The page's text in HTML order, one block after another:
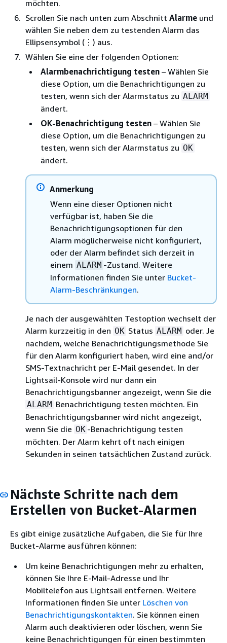
möchten.
Scrollen Sie nach unten zum Abschnitt Alarme und
wählen Sie neben dem zu testenden Alarm das
Ellipsensymbol (⋮) aus.
Wählen Sie eine der folgenden Optionen:
Alarmbenachrichtigung testen – Wählen Sie
diese Option, um die Benachrichtigungen zu
testen, wenn sich der Alarmstatus zu ALARM
ändert.
OK-Benachrichtigung testen – Wählen Sie
diese Option, um die Benachrichtigungen zu
testen, wenn sich der Alarmstatus zu OK
ändert.
Anmerkung
Wenn eine dieser Optionen nicht
verfügbar ist, haben Sie die
Benachrichtigungsoptionen für den
Alarm möglicherweise nicht konfiguriert,
oder der Alarm befindet sich derzeit in
einem ALARM -Zustand. Weitere
Informationen finden Sie unter Bucket-
Alarm-Beschränkungen.
Je nach der ausgewählten Testoption wechselt der
Alarm kurzzeitig in den OK Status ALARM oder. Je
nachdem, welche Benachrichtigungsmethode Sie
für den Alarm konfiguriert haben, wird eine and/or
SMS-Textnachricht per E-Mail gesendet. In der
Lightsail-Konsole wird nur dann ein
Benachrichtigungsbanner angezeigt, wenn Sie die
ALARM Benachrichtigung testen möchten. Ein
Benachrichtigungsbanner wird nicht angezeigt,
wenn Sie die OK -Benachrichtigung testen
möchten. Der Alarm kehrt oft nach einigen
Sekunden in seinen tatsächlichen Zustand zurück.
Nächste Schritte nach dem
Erstellen von Bucket-Alarmen
Es gibt einige zusätzliche Aufgaben, die Sie für Ihre
Bucket-Alarme ausführen können:
Um keine Benachrichtigungen mehr zu erhalten,
können Sie Ihre E-Mail-Adresse und Ihr
Mobiltelefon aus Lightsail entfernen. Weitere
Informationen finden Sie unter Löschen von
Benachrichtigungskontakten. Sie können einen
Alarm auch deaktivieren oder löschen, wenn Sie
keine Benachrichtigungen für einen bestimmten